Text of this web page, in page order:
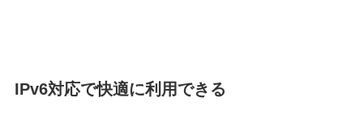
IPv6対応で快適に利用できる